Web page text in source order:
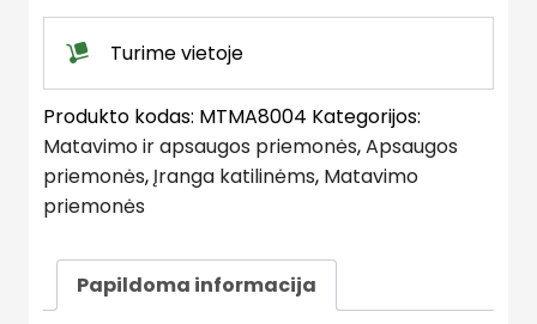
Turime vietoje
Produkto kodas: MTMA8004 Kategorijos:
Matavimo ir apsaugos priemonės,Apsaugos
priemonės,Įranga katilinėms, Matavimo
priemonės
Papildoma informacija